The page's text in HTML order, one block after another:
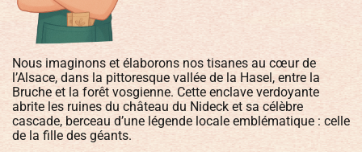
Nous imaginons et élaborons nos tisanes au cœur de
l’Alsace, dans la pittoresque vallée de la Hasel, entre la
Bruche et la forêt vosgienne. Cette enclave verdoyante
abrite les ruines du château du Nideck et sa célèbre
cascade, berceau d’une légende locale emblématique : celle
de la fille des géants.